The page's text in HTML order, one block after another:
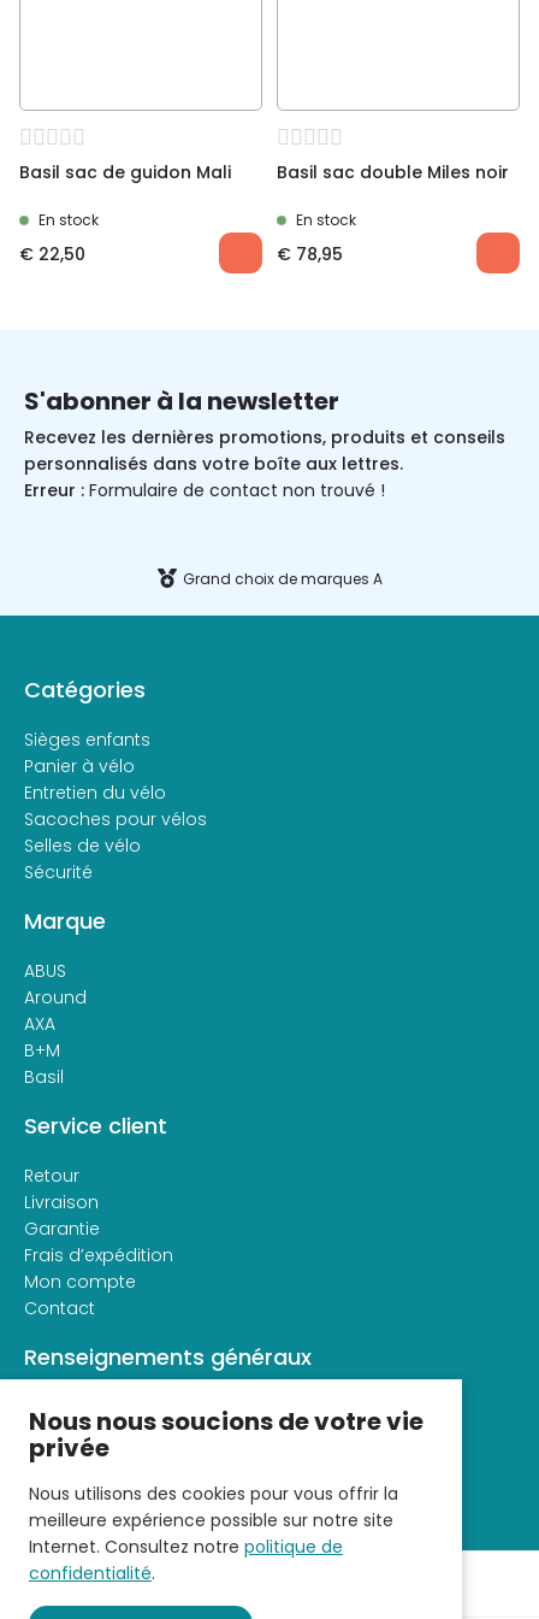
Basil sac de guidon Mali
En stock
€ 22,50
Basil sac double Miles noir
En stock
€ 78,95
S'abonner à la newsletter
Recevez les dernières promotions, produits et conseils
personnalisés dans votre boîte aux lettres.
Erreur : Formulaire de contact non trouvé !
Grand choix de marques A
Catégories
Sièges enfants
Panier à vélo
Entretien du vélo
Sacoches pour vélos
Selles de vélo
Sécurité
Marque
ABUS
Around
AXA
B+M
Basil
Service client
Retour
Livraison
Garantie
Frais d’expédition
Mon compte
Contact
Renseignements généraux
À propos de veloconfort
Conditions générales d’utilisation
Déclaration de confidentialité
Nous nous soucions de votre vie
privée
Nous utilisons des cookies pour vous offrir la
meilleure expérience possible sur notre site
Internet. Consultez notre politique de
confidentialité.